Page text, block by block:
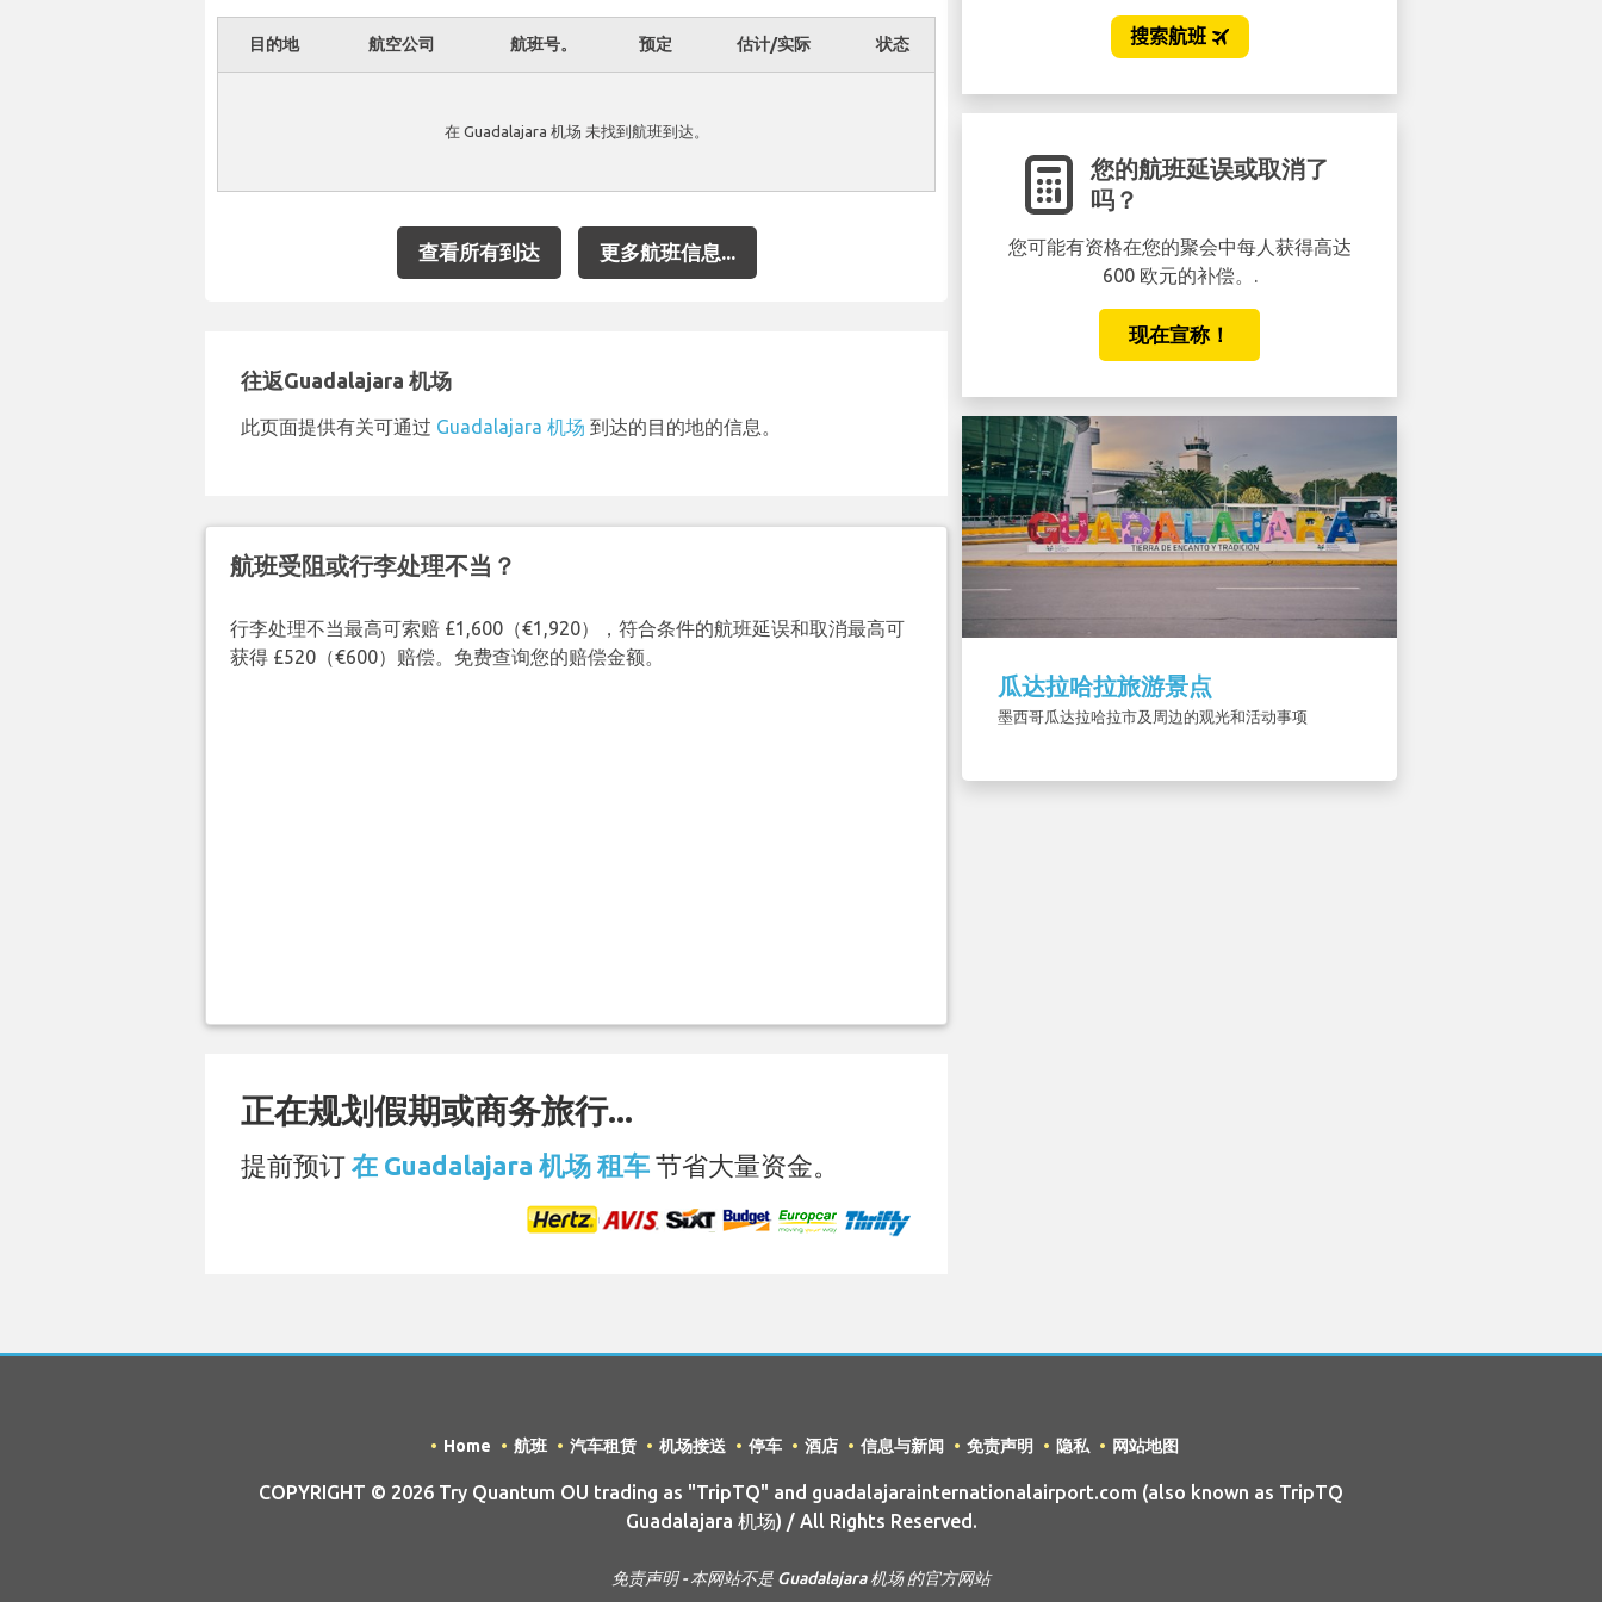
目的地 航空公司 航班号。 预定 估计/实际 状态
在 Guadalajara 机场 未找到航班到达。
查看所有到达 更多航班信息...
往返Guadalajara 机场
此页面提供有关可通过 Guadalajara 机场 到达的目的地的信息。
航班受阻或行李处理不当？
行李处理不当最高可索赔 £1,600（€1,920），符合条件的航班延误和取消最高可
获得 £520（€600）赔偿。免费查询您的赔偿金额。
正在规划假期或商务旅行...
提前预订 在 Guadalajara 机场 租车 节省大量资金。
您的航班延误或取消了
吗？
您可能有资格在您的聚会中每人获得高达
600 欧元的补偿。.
现在宣称！
瓜达拉哈拉旅游景点
墨西哥瓜达拉哈拉市及周边的观光和活动事项
Home 航班 汽车租赁 机场接送 停车 酒店 信息与新闻 免责声明 隐私 网站地图
COPYRIGHT © 2026 Try Quantum OU trading as "TripTQ" and guadalajarainternationalairport.com (also known as TripTQ
Guadalajara 机场) / All Rights Reserved.
免责声明 - 本网站不是 Guadalajara 机场 的官方网站